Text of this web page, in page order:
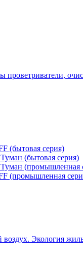
(бытовая серия)
(бытовая серия)
(промышленная
(промышленная
Экология